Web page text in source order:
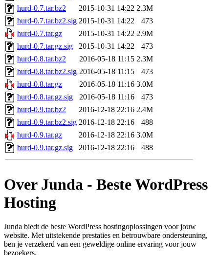
hurd-0.7.tar.bz2
2015-10-31 14:22 2.3M
hurd-0.7.tar.bz2.sig 2015-10-31 14:22
473
hurd-0.7.tar.gz
2015-10-31 14:22 2.9M
hurd-0.7.tar.gz.sig
2015-10-31 14:22
473
hurd-0.8.tar.bz2
2016-05-18 11:15 2.3M
hurd-0.8.tar.bz2.sig 2016-05-18 11:15
473
hurd-0.8.tar.gz
2016-05-18 11:16 3.0M
hurd-0.8.tar.gz.sig
2016-05-18 11:16
473
hurd-0.9.tar.bz2
2016-12-18 22:16 2.4M
hurd-0.9.tar.bz2.sig 2016-12-18 22:16
488
hurd-0.9.tar.gz
2016-12-18 22:16 3.0M
hurd-0.9.tar.gz.sig
2016-12-18 22:16 488
Over Junda - Beste WordPress
Hosting
Junda biedt de beste WordPress hostingoplossingen voor jouw
website. Met uitstekende prestaties en betrouwbare ondersteuning,
ben je verzekerd van een geweldige online ervaring voor jouw
bezoekers.